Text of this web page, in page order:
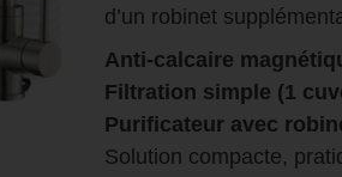
d’un robinet
Anti-calcaire
Filtration simple (1
Purificateur avec
Solution compacte,